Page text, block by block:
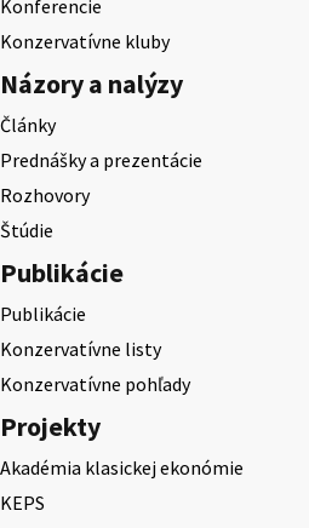
Konferencie
Konzervatívne kluby
Názory a nalýzy
Články
Prednášky a prezentácie
Rozhovory
Štúdie
Publikácie
Publikácie
Konzervatívne listy
Konzervatívne pohľady
Projekty
Akadémia klasickej ekonómie
KEPS